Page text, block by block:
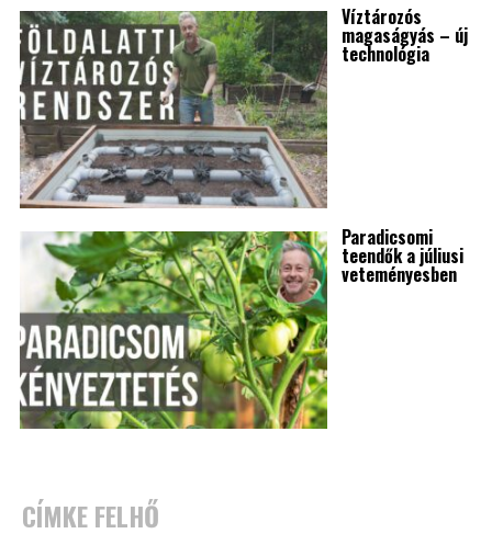
Víztározós
magaságyás – új
technológia
Paradicsomi
teendők a júliusi
veteményesben
CÍMKE FELHŐ